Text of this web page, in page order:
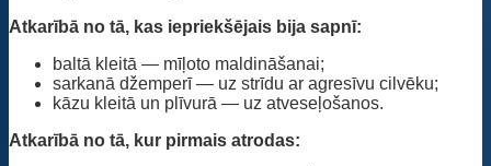
Atkarībā no tā, kas iepriekšējais bija sapnī:
baltā kleitā — mīļoto maldināšanai;
sarkanā džemperī — uz strīdu ar agresīvu cilvēku;
kāzu kleitā un plīvurā — uz atveseļošanos.
Atkarībā no tā, kur pirmais atrodas: